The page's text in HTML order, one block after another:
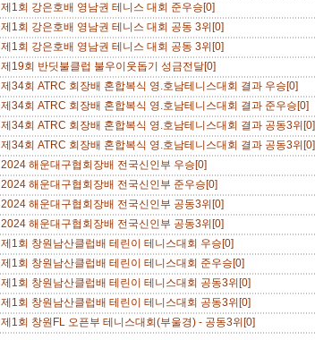
제1회 강은호배 영남권 테니스 대회 준우승[0]
제1회 강은호배 영남권 테니스 대회 공동 3위[0]
제1회 강은호배 영남권 테니스 대회 공동 3위[0]
제19회 반딧불클럽 불우이웃돕기 성금전달[0]
제34회 ATRC 회장배 혼합복식 영.호남테니스대회 결과 우승[0]
제34회 ATRC 회장배 혼합복식 영.호남테니스대회 결과 준우승[0]
제34회 ATRC 회장배 혼합복식 영.호남테니스대회 결과 공동3위[0]
제34회 ATRC 회장배 혼합복식 영.호남테니스대회 결과 공동3위[0]
2024 해운대구협회장배 전국신인부 우승[0]
2024 해운대구협회장배 전국신인부 준우승[0]
2024 해운대구협회장배 전국신인부 공동3위[0]
2024 해운대구협회장배 전국신인부 공동3위[0]
제1회 창원남산클럽배 테린이 테니스대회 우승[0]
제1회 창원남산클럽배 테린이 테니스대회 준우승[0]
제1회 창원남산클럽배 테린이 테니스대회 공동3위[0]
제1회 창원남산클럽배 테린이 테니스대회 공동3위[0]
제1회 창원FL 오픈부 테니스대회(부울경) - 공동3위[0]